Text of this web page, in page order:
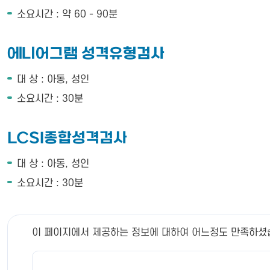
소요시간 : 약 60 - 90분
에니어그램 성격유형검사
대 상 : 아동, 성인
소요시간 : 30분
LCSI종합성격검사
대 상 : 아동, 성인
소요시간 : 30분
이 페이지에서 제공하는 정보에 대하여 어느정도 만족하셨